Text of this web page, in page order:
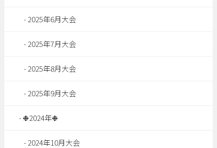
2025年6月大会
2025年7月大会
2025年8月大会
2025年9月大会
❉2024年❉
2024年10月大会